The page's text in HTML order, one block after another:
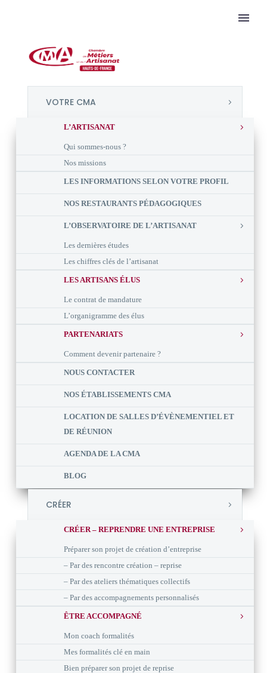
VOTRE CMA
L’ARTISANAT
Qui sommes-nous ?
Nos missions
LES INFORMATIONS SELON VOTRE PROFIL
NOS RESTAURANTS PÉDAGOGIQUES
L’OBSERVATOIRE DE L’ARTISANAT
Les dernières études
Les chiffres clés de l’artisanat
LES ARTISANS ÉLUS
Le contrat de mandature
L’organigramme des élus
PARTENARIATS
Comment devenir partenaire ?
NOUS CONTACTER
NOS ÉTABLISSEMENTS CMA
LOCATION DE SALLES D’ÉVÈNEMENTIEL ET
DE RÉUNION
AGENDA DE LA CMA
BLOG
CRÉER
CRÉER – REPRENDRE UNE ENTREPRISE
Préparer son projet de création d’entreprise
– Par des rencontre création – reprise
– Par des ateliers thématiques collectifs
– Par des accompagnements personnalisés
ÊTRE ACCOMPAGNÉ
Mon coach formalités
Mes formalités clé en main
Bien préparer son projet de reprise